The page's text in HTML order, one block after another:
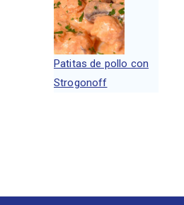
Patitas de pollo con
Strogonoff